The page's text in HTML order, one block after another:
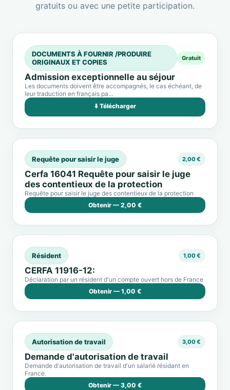
gratuits ou avec une petite participation.
DOCUMENTS À FOURNIR /PRODUIRE
ORIGINAUX ET COPIES
Gratuit
Admission exceptionnelle au séjour
Les documents doivent être accompagnés, le cas échéant, de
leur traduction en français pa…
⬇️ Télécharger
Requête pour saisir le juge 2,00 €
Cerfa 16041 Requête pour saisir le juge
des contentieux de la protection
Requête pour saisir le juge des contentieux de la protection
Obtenir — 2,00 €
Résident 1,00 €
CERFA 11916-12:
Déclaration par un résident d'un compte ouvert hors de France
Obtenir — 1,00 €
Autorisation de travail 3,00 €
Demande d'autorisation de travail
Demande d'autorisation de travail d'un salarié résidant en
France.
Obtenir — 3,00 €